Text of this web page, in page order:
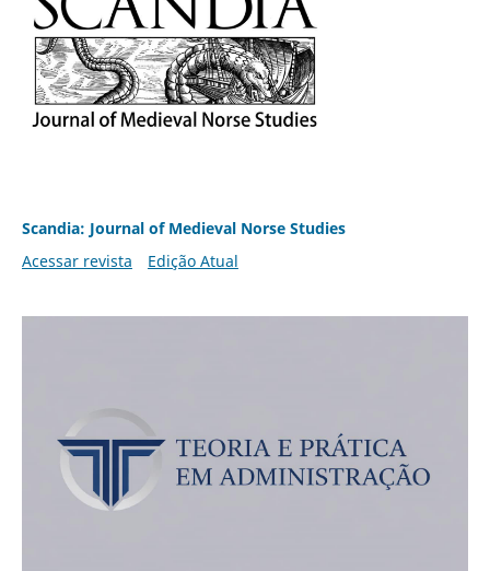
Scandia: Journal of Medieval Norse Studies
Acessar revista
Edição Atual